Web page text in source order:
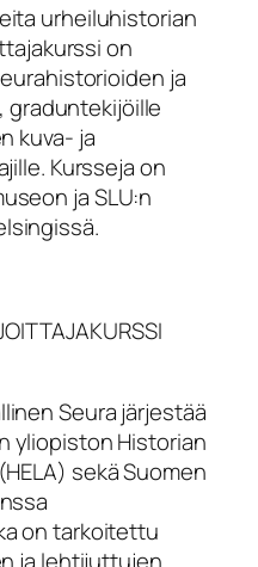
urheiluhistorian
on
ja
kuva- ja
Kursseja on
ja SLU:n
Seura järjestää
yliopiston Historian
sekä Suomen
on tarkoitettu